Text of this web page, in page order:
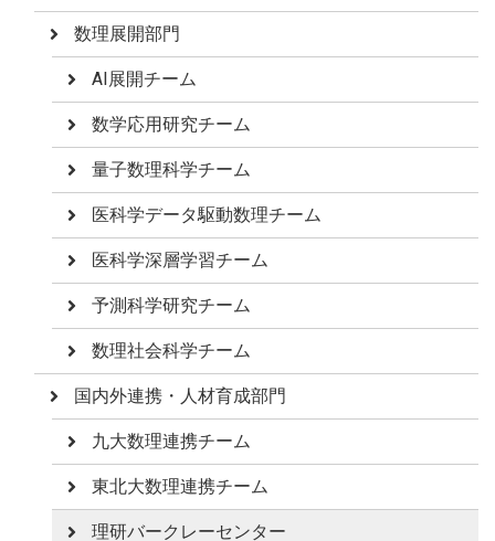
数理展開部門
AI展開チーム
数学応用研究チーム
量子数理科学チーム
医科学データ駆動数理チーム
医科学深層学習チーム
予測科学研究チーム
数理社会科学チーム
国内外連携・人材育成部門
九大数理連携チーム
東北大数理連携チーム
理研バークレーセンター